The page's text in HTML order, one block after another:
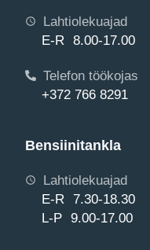
Lahtiolekuajad
E-R 8.00-17.00
Telefon töökojas
+372 766 8291
Bensiinitankla
Lahtiolekuajad
E-R 7.30-18.30
L-P 9.00-17.00